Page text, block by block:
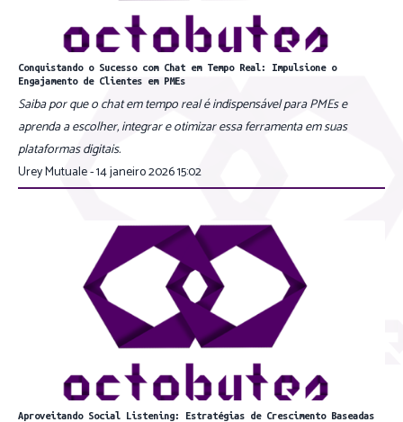
Conquistando o Sucesso com Chat em Tempo Real: Impulsione o
Engajamento de Clientes em PMEs
Saiba por que o chat em tempo real é indispensável para PMEs e
aprenda a escolher, integrar e otimizar essa ferramenta em suas
plataformas digitais.
Urey Mutuale - 14 janeiro 2026 15:02
Aproveitando Social Listening: Estratégias de Crescimento Baseadas